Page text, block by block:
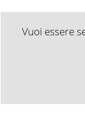
Vuoi essere